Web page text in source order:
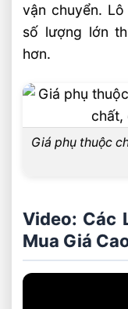
vận chuyển.
số lượng lớn
hơn.
Giá phụ thuộc
Video: Các
Mua Giá